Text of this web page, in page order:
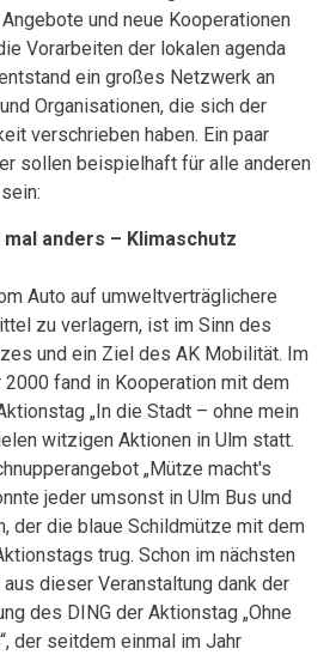
und neue Kooperationen
Vorarbeiten der lokalen agenda
ein großes Netzwerk an
Organisationen, die sich der
verschrieben haben. Ein paar
sollen beispielhaft für alle anderen
anders – Klimaschutz
Auto auf umweltverträglichere
zu verlagern, ist im Sinn des
und ein Ziel des AK Mobilität. Im
fand in Kooperation mit dem
„In die Stadt – ohne mein
witzigen Aktionen in Ulm statt.
„Mütze macht's
jeder umsonst in Ulm Bus und
der die blaue Schildmütze mit dem
trug. Schon im nächsten
dieser Veranstaltung dank der
des DING der Aktionstag „Ohne
der seitdem einmal im Jahr